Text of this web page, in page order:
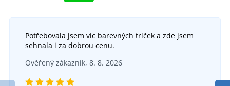
Montérková blůza URBAN+
Potřebovala jsem víc barevných triček a zde jsem
sehnala i za dobrou cenu.
Ověřený zákazník, 8. 8. 2026